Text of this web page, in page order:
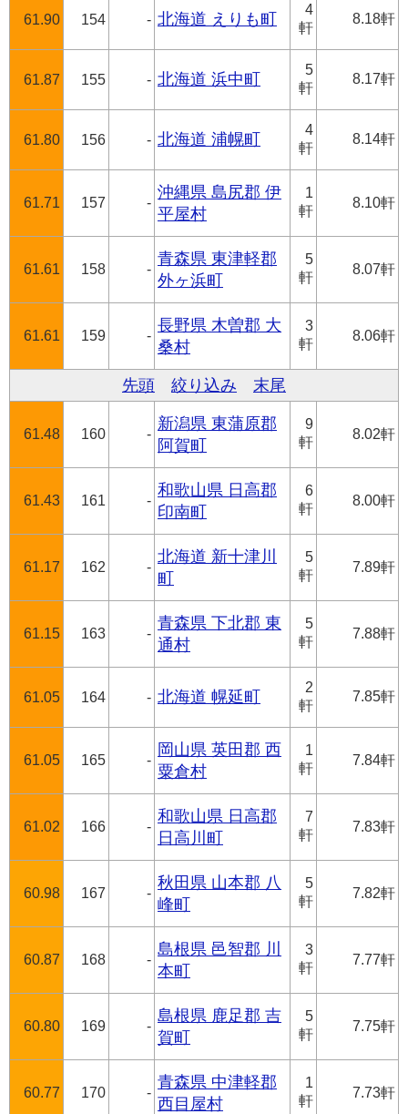
61.90 154 - 北海道 えりも町
4
軒
8.18軒
61.87 155 - 北海道 浜中町
5
軒
8.17軒
61.80 156 - 北海道 浦幌町
4
軒
8.14軒
61.71 157 -
沖縄県 島尻郡 伊
平屋村
1
軒
8.10軒
61.61 158 -
青森県 東津軽郡
外ヶ浜町
5
軒
8.07軒
61.61 159 -
長野県 木曽郡 大
桑村
3
軒
8.06軒
先頭 絞り込み 末尾
61.48 160 -
新潟県 東蒲原郡
阿賀町
9
軒
8.02軒
61.43 161 -
和歌山県 日高郡
印南町
6
軒
8.00軒
61.17 162 -
北海道 新十津川
町
5
軒
7.89軒
61.15 163 -
青森県 下北郡 東
通村
5
軒
7.88軒
61.05 164 - 北海道 幌延町
2
軒
7.85軒
61.05 165 -
岡山県 英田郡 西
粟倉村
1
軒
7.84軒
61.02 166 -
和歌山県 日高郡
日高川町
7
軒
7.83軒
60.98 167 -
秋田県 山本郡 八
峰町
5
軒
7.82軒
60.87 168 -
島根県 邑智郡 川
本町
3
軒
7.77軒
60.80 169 -
島根県 鹿足郡 吉
賀町
5
軒
7.75軒
60.77 170 -
青森県 中津軽郡
西目屋村
1
軒
7.73軒